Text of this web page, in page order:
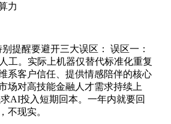
力
提醒要避开三大误区： 误区一：
工。实际上机器仅替代标准化重复
系客户信任、提供情感陪伴的核心
场对高技能金融人才需求持续上
AI投入短期回本。一年内就要回
不现实。